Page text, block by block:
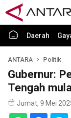
Daerah
ANTARA Politik
Gubernur:
Tengah
Jumat, 9 Mei